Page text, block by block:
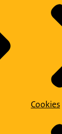
Cookies